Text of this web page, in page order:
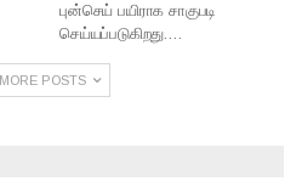
புன்செய் பயிராக சாகுபடி
செய்யப்படுகிறது.…
MORE POSTS